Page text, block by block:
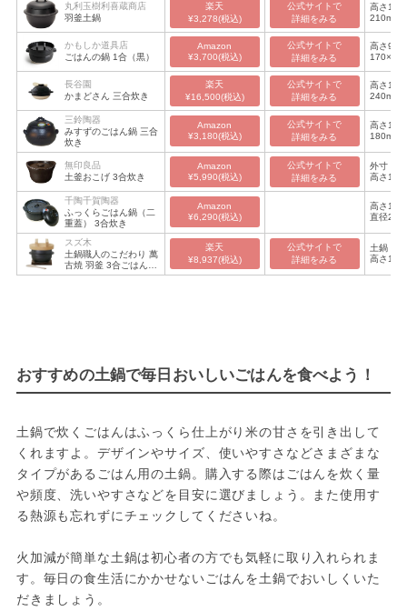
丸利玉樹利喜蔵商店
羽釜土鍋
楽天
¥3,278(税込)
公式サイトで
詳細をみる
高さ
210mm
かもしか道具店
ごはんの鍋 1合（黒）
Amazon
¥3,700(税込)
公式サイトで
詳細をみる
高さ90×
170×直
長谷園
かまどさん 三合炊き
楽天
¥16,500(税込)
公式サイトで
詳細をみる
高さ
240mm
三鈴陶器
みすずのごはん鍋 三合
炊き
Amazon
¥3,180(税込)
公式サイトで
詳細をみる
高さ
180mm
無印良品
土釜おこげ 3合炊き
Amazon
¥5,990(税込)
公式サイトで
詳細をみる
外寸：
高さ
含むと
内寸：
直径
千陶千賀陶器
ふっくらごはん鍋（二
重蓋） 3合炊き
Amazon
¥6,290(税込)
高さ
直径
スズ木
土鍋職人のこだわり 萬
古焼 羽釜 3合ごはん鍋
（敷板・しゃもじ付
楽天
¥8,937(税込)
公式サイトで
詳細をみる
土鍋：
高さ
おすすめの土鍋で毎日おいしいごはんを食べよう！
土鍋で炊くごはんはふっくら仕上がり米の甘さを引き出して
くれますよ。デザインやサイズ、使いやすさなどさまざまな
タイプがあるごはん用の土鍋。購入する際はごはんを炊く量
や頻度、洗いやすさなどを目安に選びましょう。また使用す
る熱源も忘れずにチェックしてくださいね。
火加減が簡単な土鍋は初心者の方でも気軽に取り入れられま
す。毎日の食生活にかかせないごはんを土鍋でおいしくいた
だきましょう。